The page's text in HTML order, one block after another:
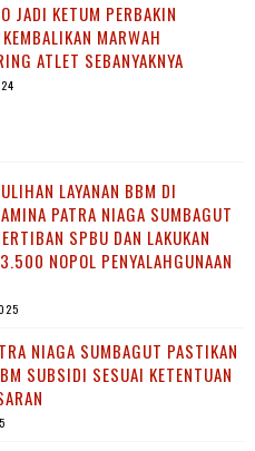
JADI KETUM PERBAKIN
MARWAH
ATLET SEBANYAKNYA
LAYANAN BBM DI
PATRA NIAGA SUMBAGUT
SPBU DAN LAKUKAN
NOPOL PENYALAHGUNAAN
NIAGA SUMBAGUT PASTIKAN
SUBSIDI SESUAI KETENTUAN